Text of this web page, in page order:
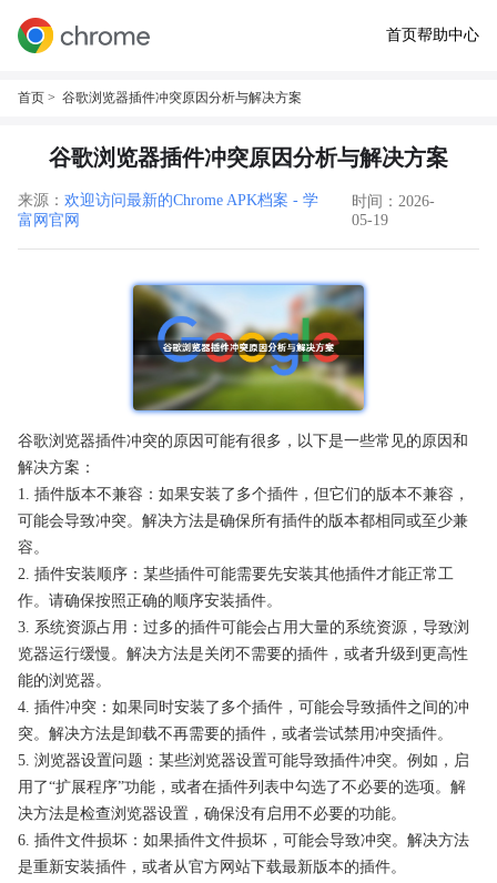
首页帮助中心
首页 > 谷歌浏览器插件冲突原因分析与解决方案
谷歌浏览器插件冲突原因分析与解决方案
来源： 欢迎访问最新的Chrome APK档案 - 学
富网官网
时间：2026-
05-19
谷歌浏览器插件冲突的原因可能有很多，以下是一些常见的原因和
解决方案：
1. 插件版本不兼容：如果安装了多个插件，但它们的版本不兼容，
可能会导致冲突。解决方法是确保所有插件的版本都相同或至少兼
容。
2. 插件安装顺序：某些插件可能需要先安装其他插件才能正常工
作。请确保按照正确的顺序安装插件。
3. 系统资源占用：过多的插件可能会占用大量的系统资源，导致浏
览器运行缓慢。解决方法是关闭不需要的插件，或者升级到更高性
能的浏览器。
4. 插件冲突：如果同时安装了多个插件，可能会导致插件之间的冲
突。解决方法是卸载不再需要的插件，或者尝试禁用冲突插件。
5. 浏览器设置问题：某些浏览器设置可能导致插件冲突。例如，启
用了“扩展程序”功能，或者在插件列表中勾选了不必要的选项。解
决方法是检查浏览器设置，确保没有启用不必要的功能。
6. 插件文件损坏：如果插件文件损坏，可能会导致冲突。解决方法
是重新安装插件，或者从官方网站下载最新版本的插件。